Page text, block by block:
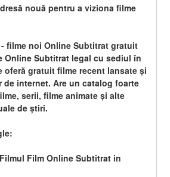
nouă pentru a viziona filme
filme noi Online Subtitrat gratuit
Online Subtitrat legal cu sediul în
oferă gratuit filme recent lansate și
internet. Are un catalog foarte
serii, filme animate și alte
de știri.
Film Online Subtitrat in